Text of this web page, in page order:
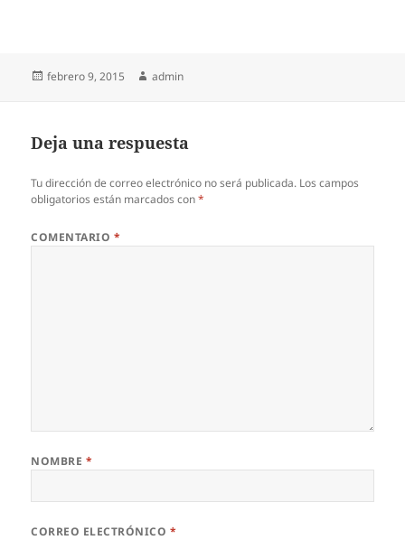
Publicado
febrero 9, 2015 Autor
admin
Deja una respuesta
Tu dirección de correo electrónico no será publicada. Los campos
obligatorios están marcados con*
COMENTARIO *
NOMBRE *
CORREO ELECTRÓNICO *